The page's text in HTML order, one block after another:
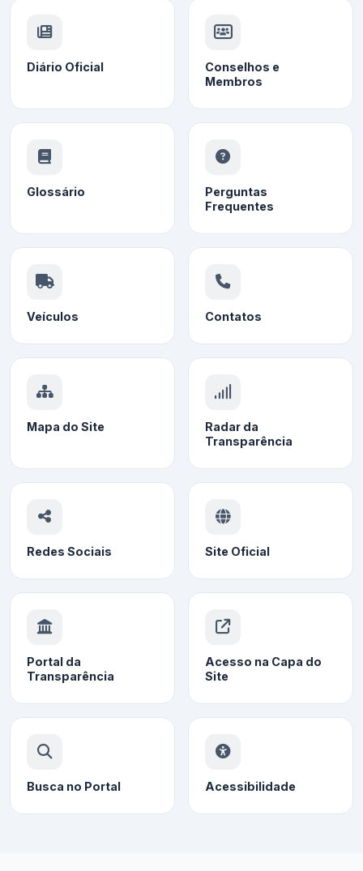
Diário Oficial
Conselhos e
Membros
Glossário
Perguntas
Frequentes
Veículos Contatos
Mapa do Site
Radar da
Transparência
Redes Sociais Site Oficial
Portal da
Transparência
Acesso na Capa do
Site
Busca no Portal Acessibilidade